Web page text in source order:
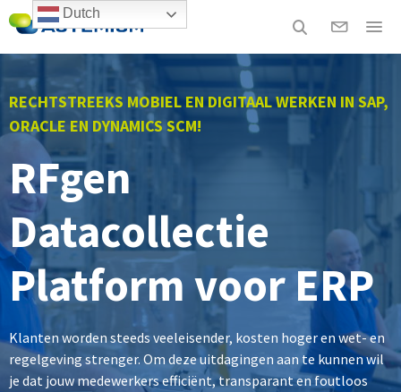
RECHTSTREEKS MOBIEL EN DIGITAAL WERKEN IN SAP,
ORACLE EN DYNAMICS SCM!
RFgen
Datacollectie
Platform voor ERP
Klanten worden steeds veeleisender, kosten hoger en wet- en
regelgeving strenger. Om deze uitdagingen aan te kunnen wil
je dat jouw medewerkers efficiënt, transparant en foutloos
Dutch